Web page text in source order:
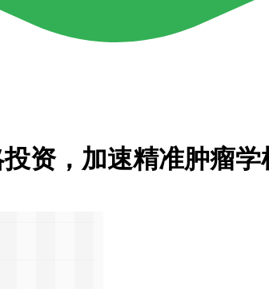
资，加速精准肿瘤